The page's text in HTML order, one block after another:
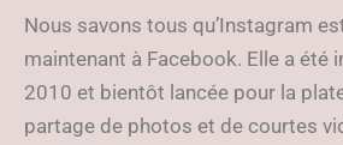
Nous savons tous qu’Instagram
maintenant à Facebook. Elle a été
2010 et bientôt lancée pour la
partage de photos et de courtes